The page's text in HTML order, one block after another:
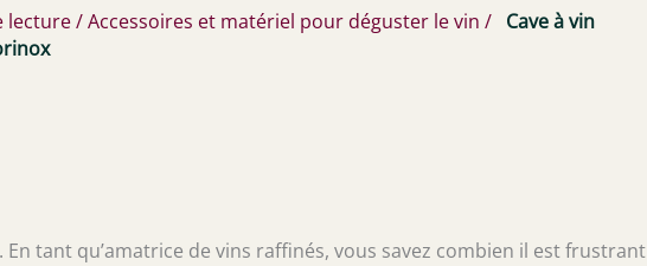
lecture/Accessoires et matériel pour déguster le vin / Cave à vin
tant qu’amatrice de vins raffinés, vous savez combien il est frustrant